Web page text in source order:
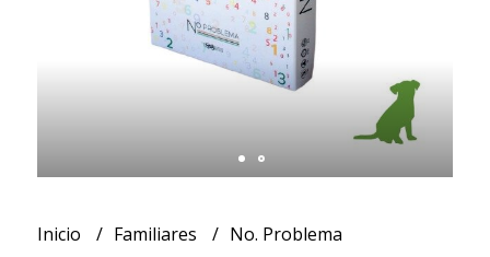
Inicio Familiares No. Problema